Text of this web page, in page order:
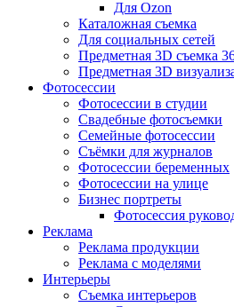
Для Ozon
Каталожная съемка
Для социальных сетей
Предметная 3D съемка
Предметная 3D
Фотосессии
Фотосессии в студии
Свадебные фотосъемки
Семейные фотосессии
Съёмки для журналов
Фотосессии беременных
Фотосессии на улице
Бизнес портреты
Фотосессия
Реклама
Реклама продукции
Реклама с моделями
Интерьеры
Съемка интерьеров